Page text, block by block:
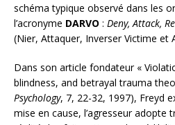
schéma typique observé dans les
l’acronyme DARVO : Deny, Attack,
(Nier, Attaquer, Inverser Victime et
Dans son article fondateur «
blindness, and betrayal trauma
Psychology, 7, 22-32, 1997), Freyd
mise en cause, l’agresseur adopte